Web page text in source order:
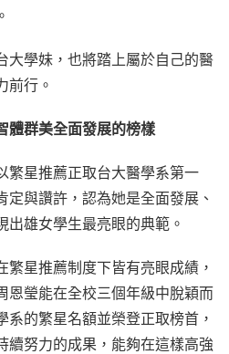
大學妹，也將踏上屬於自己的醫
前行。
體群美全面發展的榜樣
繁星推薦正取台大醫學系第一
與讚許，認為她是全面發展、
雄女學生最亮眼的典範。
星推薦制度下皆有亮眼成績，
恩瑩能在全校三個年級中脫穎而
系的繁星名額並榮登正取榜首，
續努力的成果，能夠在這樣高強